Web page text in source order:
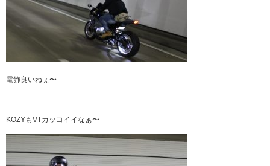
電飾良いねぇ〜
KOZYもVTカッコイイなぁ〜